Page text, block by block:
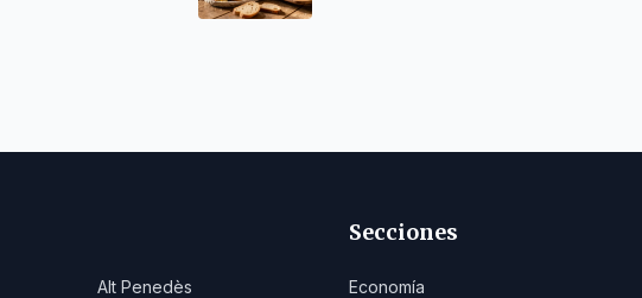
Alt Penedès
Secciones
Economía